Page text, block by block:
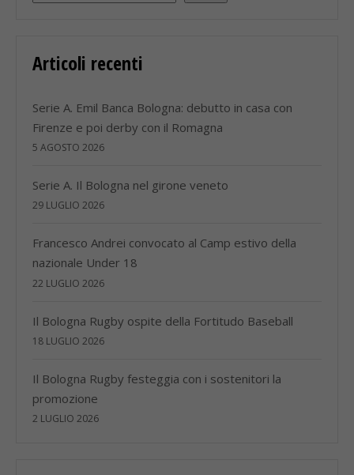
Articoli recenti
Serie A. Emil Banca Bologna: debutto in casa con
Firenze e poi derby con il Romagna
5 AGOSTO 2026
Serie A. Il Bologna nel girone veneto
29 LUGLIO 2026
Francesco Andrei convocato al Camp estivo della
nazionale Under 18
22 LUGLIO 2026
Il Bologna Rugby ospite della Fortitudo Baseball
18 LUGLIO 2026
Il Bologna Rugby festeggia con i sostenitori la
promozione
2 LUGLIO 2026